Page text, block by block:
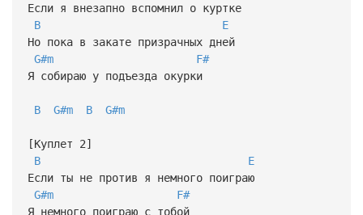
Если я внезапно вспомнил о куртке
B
E
Но пока в закате призрачных дней
G#m
F#
Я собираю у подъезда окурки
B G#m B G#m
[Куплет 2]
B
E
Если ты не против я немного поиграю
G#m
F#
Я немного поиграю с тобой